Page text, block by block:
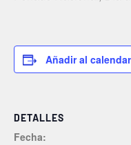
Añadir al
DETALLES
Fecha: